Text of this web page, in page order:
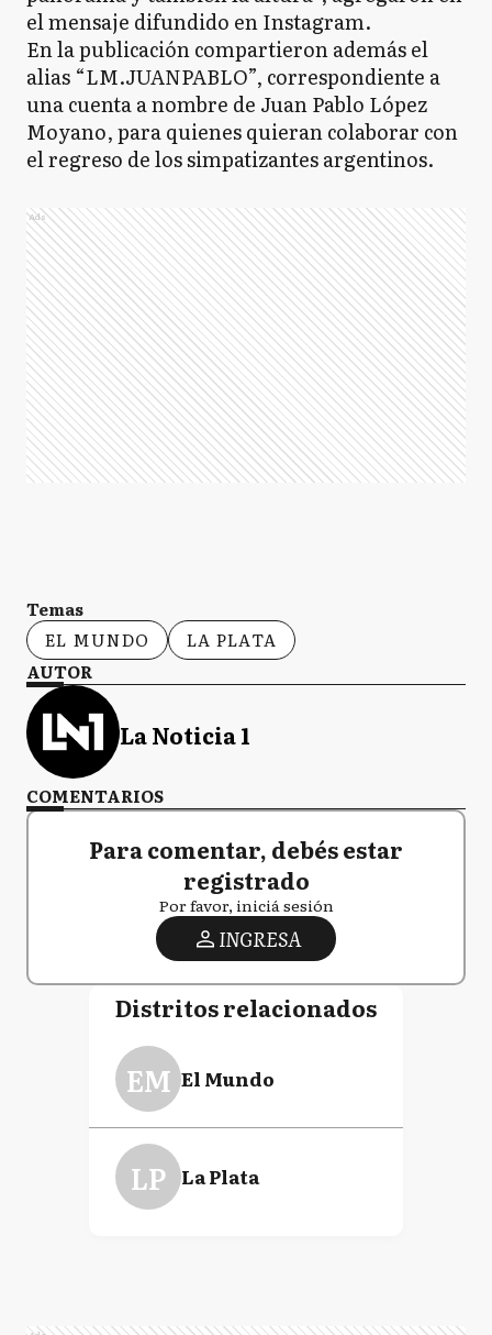
el mensaje difundido en Instagram.
En la publicación compartieron además el
alias “LM.JUANPABLO”, correspondiente a
una cuenta a nombre de Juan Pablo López
Moyano, para quienes quieran colaborar con
el regreso de los simpatizantes argentinos.
Ads
Temas
EL MUNDO
LA PLATA
AUTOR
La Noticia 1
COMENTARIOS
Para comentar, debés estar
registrado
Por favor, iniciá sesión
INGRESA
Distritos relacionados
EM El Mundo
LP La Plata